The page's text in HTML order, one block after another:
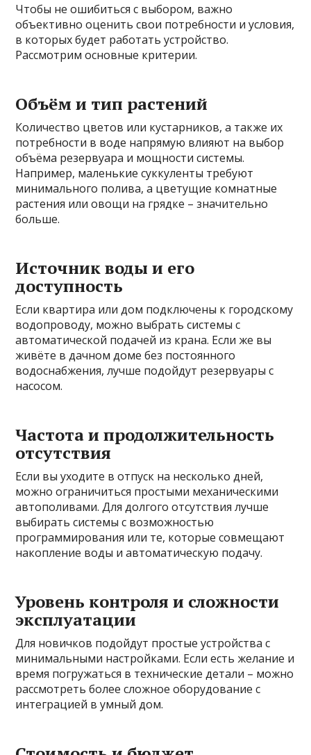
Чтобы не ошибиться с выбором, важно
объективно оценить свои потребности и условия,
в которых будет работать устройство.
Рассмотрим основные критерии.
Объём и тип растений
Количество цветов или кустарников, а также их
потребности в воде напрямую влияют на выбор
объёма резервуара и мощности системы.
Например, маленькие суккуленты требуют
минимального полива, а цветущие комнатные
растения или овощи на грядке – значительно
больше.
Источник воды и его
доступность
Если квартира или дом подключены к городскому
водопроводу, можно выбрать системы с
автоматической подачей из крана. Если же вы
живёте в дачном доме без постоянного
водоснабжения, лучше подойдут резервуары с
насосом.
Частота и продолжительность
отсутствия
Если вы уходите в отпуск на несколько дней,
можно ограничиться простыми механическими
автополивами. Для долгого отсутствия лучше
выбирать системы с возможностью
программирования или те, которые совмещают
накопление воды и автоматическую подачу.
Уровень контроля и сложности
эксплуатации
Для новичков подойдут простые устройства с
минимальными настройками. Если есть желание и
время погружаться в технические детали – можно
рассмотреть более сложное оборудование с
интеграцией в умный дом.